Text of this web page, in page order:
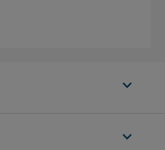
expand_more
expand_more